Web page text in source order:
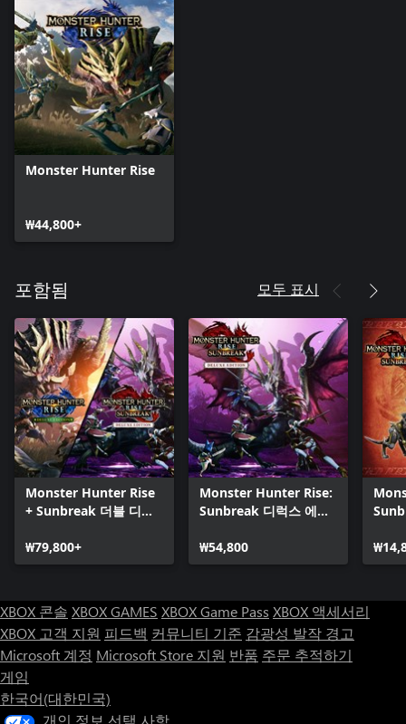
Monster Hunter Rise
₩44,800+
포함됨 모두 표시
Monster Hunter Rise
+ Sunbreak 더블 디럭
₩79,800+
Monster Hunter Rise:
Sunbreak 디럭스 에디
₩54,800
XBOX 콘솔 XBOX GAMES XBOX Game Pass XBOX 액세서리
XBOX 고객 지원 피드백 커뮤니티 기준 감광성 발작 경고
Microsoft 계정 Microsoft Store 지원 반품 주문 추적하기
게임
한국어(대한민국)
개인 정보 선택 사항